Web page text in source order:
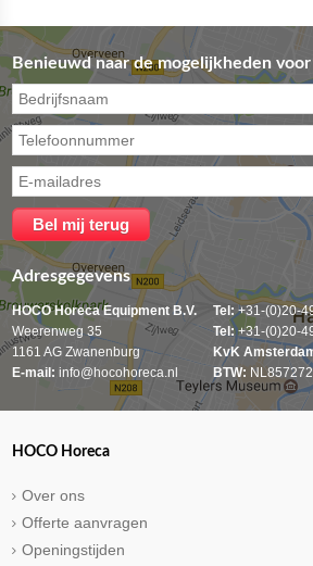
Benieuwd naar de mogelijkheden
Adresgegevens
HOCO Horeca Equipment B.V.
Weerenweg 35
1161 AG Zwanenburg
E-mail: info@hocohoreca.nl
Tel:+31-(0)20-
Tel:+31-(0)20-
KvK
BTW:
HOCO Horeca
Over ons
Offerte aanvragen
Openingstijden